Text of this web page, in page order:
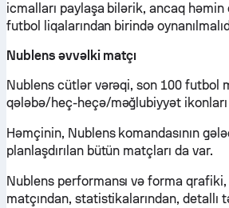
icmalları paylaşa bilərik, ancaq həmin
futbol liqalarından birində
Nublens əvvəlki matçı
Nublens cütlər vərəqi, son 100 futbol
qələbə/heç-heçə/məğlubiyyət
Həmçinin, Nublens komandasının
planlaşdırılan bütün matçları da var.
Nublens performansı və forma qrafiki,
matçından, statistikalarından, detallı